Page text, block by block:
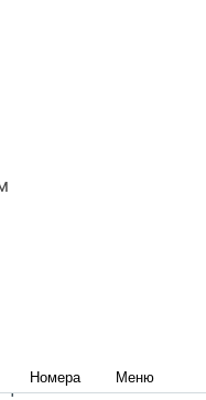
Номера Меню
работы
в успехе вашего
на звонки,
а также
о клиентах